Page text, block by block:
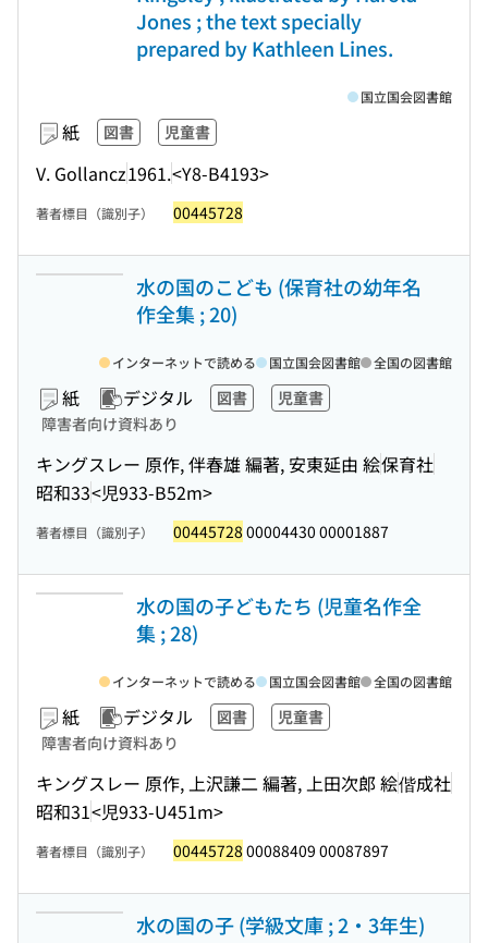
Jones ; the text specially
prepared by Kathleen Lines.
紙 図書 児童書
V. Gollancz1961.<Y8-B4193>
国立国会図書館
著者標目（識別子） 00445728
水の国のこども (保育社の幼年名
作全集 ; 20)
紙 デジタル 図書
児童書
障害者向け資料あり
キングスレー 原作, 伴春雄 編著, 安東延由 絵保育社
昭和33<児933-B52m>
インターネットで読める 国立国会図書館 全国の図書館
著者標目（識別子） 00445728 00004430 00001887
水の国の子どもたち (児童名作全
集 ; 28)
紙 デジタル 図書
児童書
障害者向け資料あり
キングスレー 原作, 上沢謙二 編著, 上田次郎 絵偕成社
昭和31<児933-U451m>
インターネットで読める 国立国会図書館 全国の図書館
著者標目（識別子） 00445728 00088409 00087897
水の国の子 (学級文庫 ; 2・3年生)